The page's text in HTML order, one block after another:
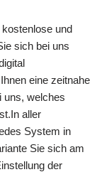
und
sich bei uns
eine zeitnahe
uns, welches
aller
System in
Sie sich am
der